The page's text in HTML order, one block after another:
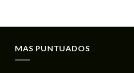
MAS PUNTUADOS